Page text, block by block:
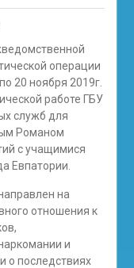
операции
20 ноября 2019г.
работе ГБУ
служб для
Романом
с учащимися
Евпатории.
на
отношения к
и
о последствиях